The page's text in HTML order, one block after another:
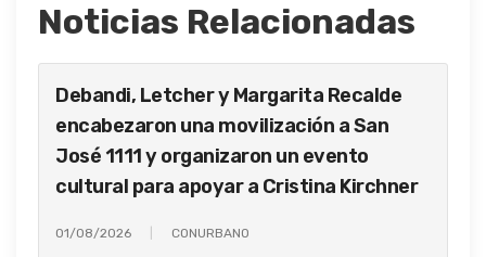
Noticias Relacionadas
Debandi, Letcher y Margarita Recalde
encabezaron una movilización a San
José 1111 y organizaron un evento
cultural para apoyar a Cristina Kirchner
01/08/2026 CONURBANO